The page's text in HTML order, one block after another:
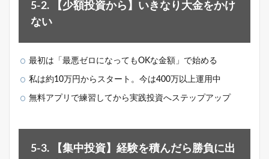
5-2. 【少額投資から】いきなり大金をかけ
ない
最初は「最悪ゼロになってもOKな金額」で始める
私は約10万円からスタート。今は400万以上運用中
無料アプリで練習してから実践投資へステップアップ
5-3. 【集中投資】経験を積んだら勝負に出